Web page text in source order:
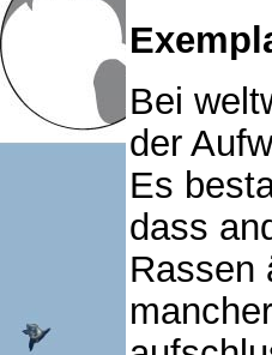
Bei
der
Es
dass
Rassen